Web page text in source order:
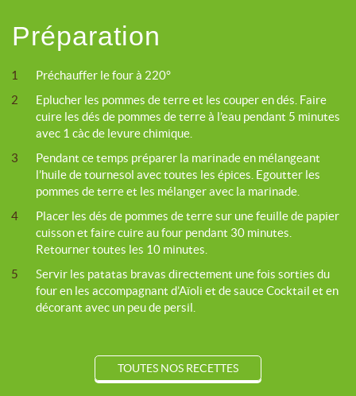
Préparation
1
Préchauffer le four à 220°
2
Eplucher les pommes de terre et les couper en dés. Faire
cuire les dés de pommes de terre à l’eau pendant 5 minutes
avec 1 càc de levure chimique.
3
Pendant ce temps préparer la marinade en mélangeant
l’huile de tournesol avec toutes les épices. Egoutter les
pommes de terre et les mélanger avec la marinade.
4
Placer les dés de pommes de terre sur une feuille de papier
cuisson et faire cuire au four pendant 30 minutes.
Retourner toutes les 10 minutes.
5
Servir les patatas bravas directement une fois sorties du
four en les accompagnant d’Aïoli et de sauce Cocktail et en
décorant avec un peu de persil.
TOUTES NOS RECETTES